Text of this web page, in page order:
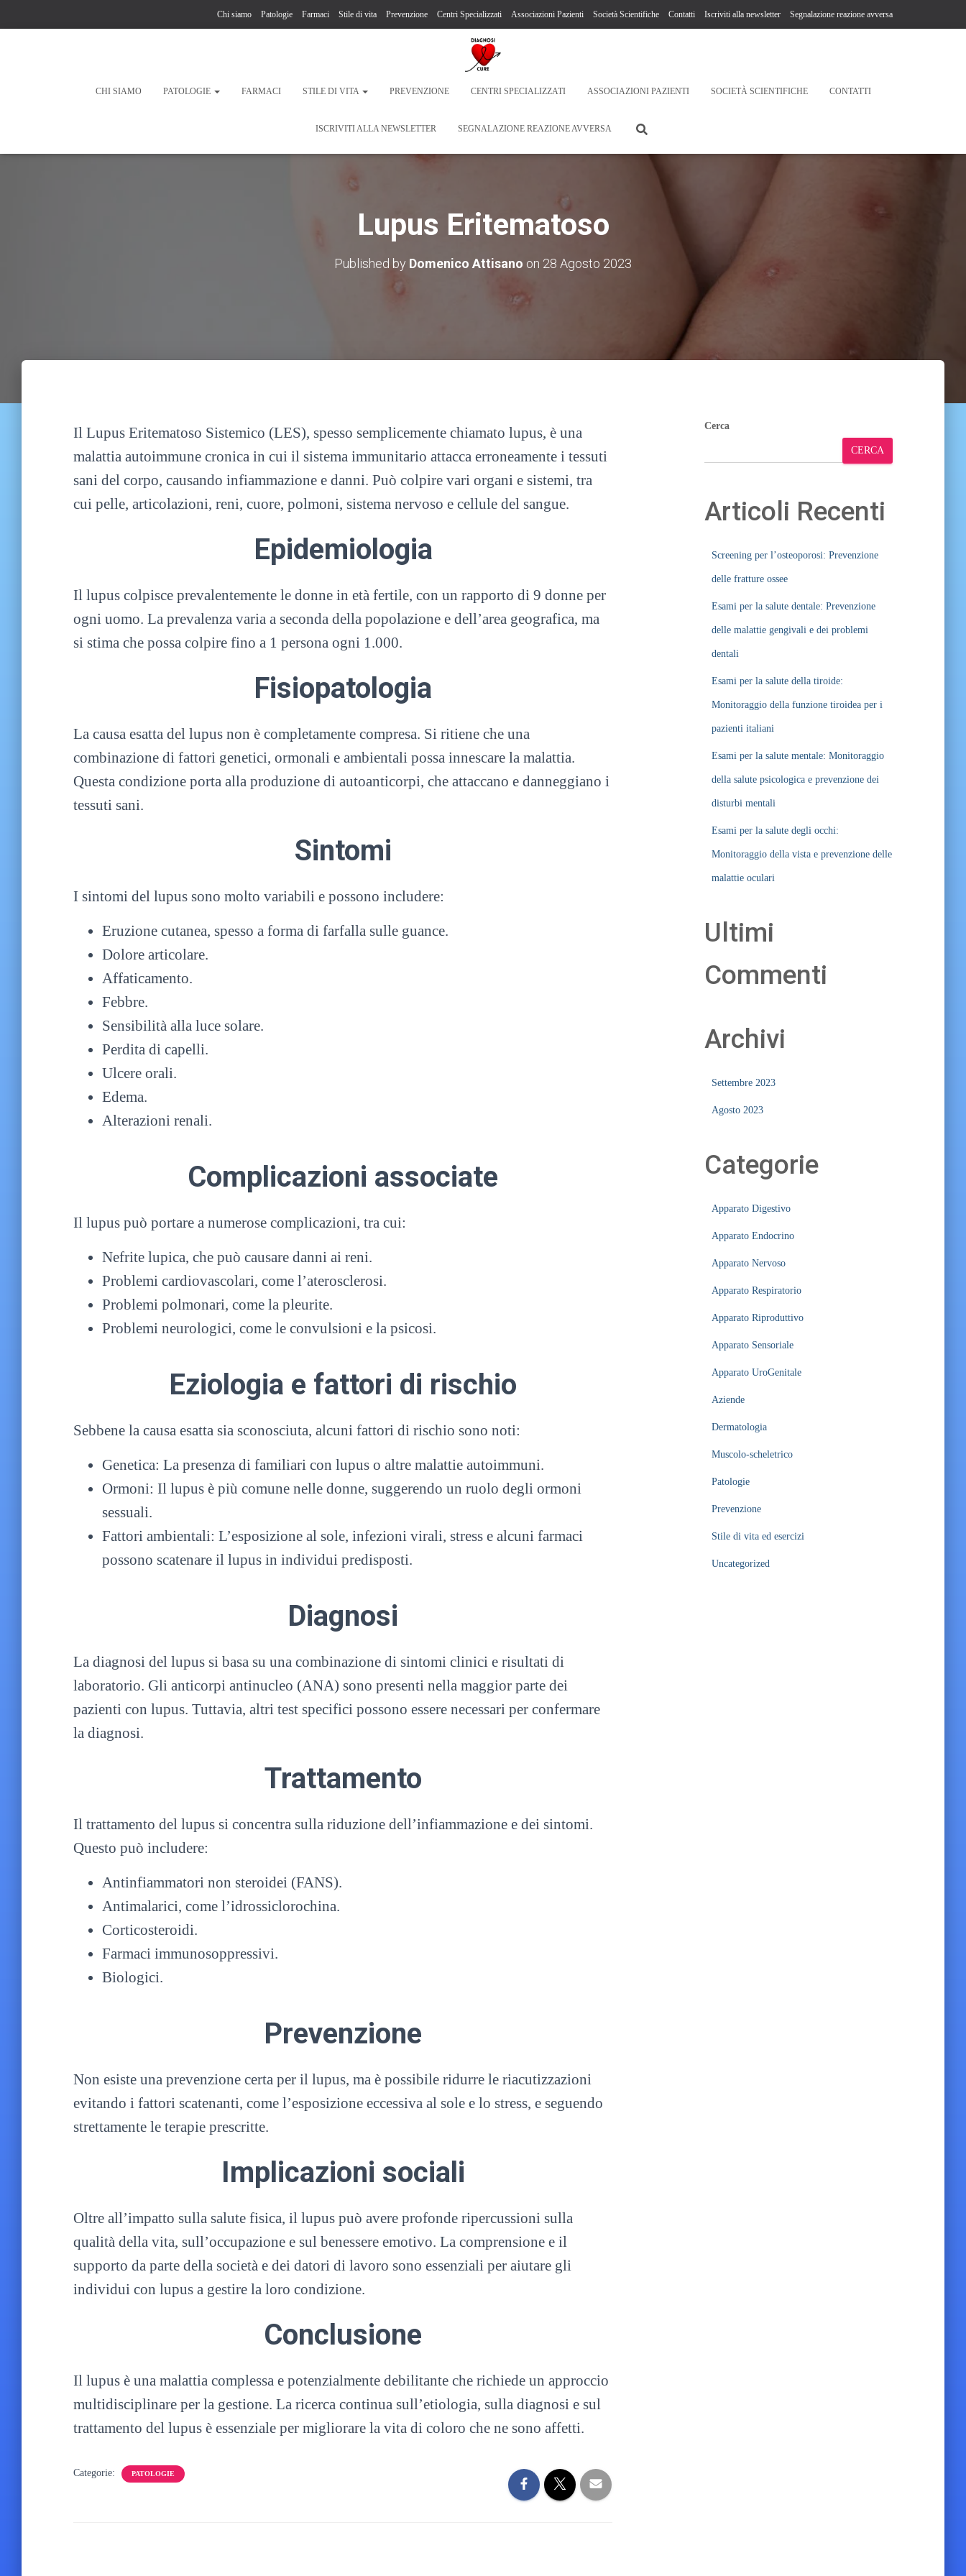
Chi siamo Patologie Farmaci Stile di vita Prevenzione Centri Specializzati Associazioni Pazienti Società Scientifiche Contatti Iscriviti alla newsletter Segnalazione reazione avversa
CHI SIAMO PATOLOGIE FARMACI STILE DI VITA PREVENZIONE CENTRI SPECIALIZZATI ASSOCIAZIONI PAZIENTI SOCIETÀ SCIENTIFICHE CONTATTI
ISCRIVITI ALLA NEWSLETTER SEGNALAZIONE REAZIONE AVVERSA
Lupus Eritematoso
Published by Domenico Attisano on 28 Agosto 2023
Il Lupus Eritematoso Sistemico (LES), spesso semplicemente chiamato lupus, è una
malattia autoimmune cronica in cui il sistema immunitario attacca erroneamente i tessuti
sani del corpo, causando infiammazione e danni. Può colpire vari organi e sistemi, tra
cui pelle, articolazioni, reni, cuore, polmoni, sistema nervoso e cellule del sangue.
Epidemiologia
Il lupus colpisce prevalentemente le donne in età fertile, con un rapporto di 9 donne per
ogni uomo. La prevalenza varia a seconda della popolazione e dell’area geografica, ma
si stima che possa colpire fino a 1 persona ogni 1.000.
Fisiopatologia
La causa esatta del lupus non è completamente compresa. Si ritiene che una
combinazione di fattori genetici, ormonali e ambientali possa innescare la malattia.
Questa condizione porta alla produzione di autoanticorpi, che attaccano e danneggiano i
tessuti sani.
Sintomi
I sintomi del lupus sono molto variabili e possono includere:
Eruzione cutanea, spesso a forma di farfalla sulle guance.
Dolore articolare.
Affaticamento.
Febbre.
Sensibilità alla luce solare.
Perdita di capelli.
Ulcere orali.
Edema.
Alterazioni renali.
Complicazioni associate
Il lupus può portare a numerose complicazioni, tra cui:
Nefrite lupica, che può causare danni ai reni.
Problemi cardiovascolari, come l’aterosclerosi.
Problemi polmonari, come la pleurite.
Problemi neurologici, come le convulsioni e la psicosi.
Eziologia e fattori di rischio
Sebbene la causa esatta sia sconosciuta, alcuni fattori di rischio sono noti:
Genetica: La presenza di familiari con lupus o altre malattie autoimmuni.
Ormoni: Il lupus è più comune nelle donne, suggerendo un ruolo degli ormoni
sessuali.
Fattori ambientali: L’esposizione al sole, infezioni virali, stress e alcuni farmaci
possono scatenare il lupus in individui predisposti.
Diagnosi
La diagnosi del lupus si basa su una combinazione di sintomi clinici e risultati di
laboratorio. Gli anticorpi antinucleo (ANA) sono presenti nella maggior parte dei
pazienti con lupus. Tuttavia, altri test specifici possono essere necessari per confermare
la diagnosi.
Trattamento
Il trattamento del lupus si concentra sulla riduzione dell’infiammazione e dei sintomi.
Questo può includere:
Antinfiammatori non steroidei (FANS).
Antimalarici, come l’idrossiclorochina.
Corticosteroidi.
Farmaci immunosoppressivi.
Biologici.
Prevenzione
Non esiste una prevenzione certa per il lupus, ma è possibile ridurre le riacutizzazioni
evitando i fattori scatenanti, come l’esposizione eccessiva al sole e lo stress, e seguendo
strettamente le terapie prescritte.
Implicazioni sociali
Oltre all’impatto sulla salute fisica, il lupus può avere profonde ripercussioni sulla
qualità della vita, sull’occupazione e sul benessere emotivo. La comprensione e il
supporto da parte della società e dei datori di lavoro sono essenziali per aiutare gli
individui con lupus a gestire la loro condizione.
Conclusione
Il lupus è una malattia complessa e potenzialmente debilitante che richiede un approccio
multidisciplinare per la gestione. La ricerca continua sull’etiologia, sulla diagnosi e sul
trattamento del lupus è essenziale per migliorare la vita di coloro che ne sono affetti.
Categorie: PATOLOGIE
Cerca
CERCA
Articoli Recenti
Screening per l’osteoporosi: Prevenzione
delle fratture ossee
Esami per la salute dentale: Prevenzione
delle malattie gengivali e dei problemi
dentali
Esami per la salute della tiroide:
Monitoraggio della funzione tiroidea per i
pazienti italiani
Esami per la salute mentale: Monitoraggio
della salute psicologica e prevenzione dei
disturbi mentali
Esami per la salute degli occhi:
Monitoraggio della vista e prevenzione delle
malattie oculari
Ultimi
Commenti
Archivi
Settembre 2023
Agosto 2023
Categorie
Apparato Digestivo
Apparato Endocrino
Apparato Nervoso
Apparato Respiratorio
Apparato Riproduttivo
Apparato Sensoriale
Apparato UroGenitale
Aziende
Dermatologia
Muscolo-scheletrico
Patologie
Prevenzione
Stile di vita ed esercizi
Uncategorized